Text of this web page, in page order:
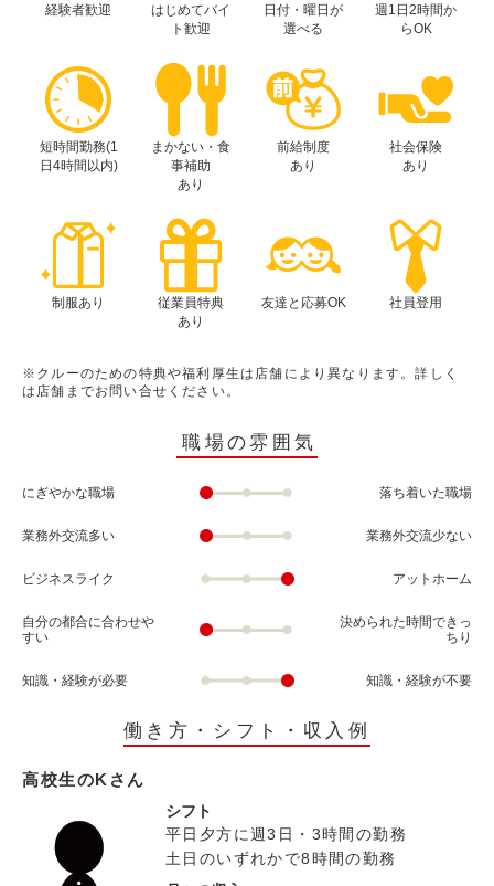
経験者歓迎
はじめてバイ
ト歓迎
日付・曜日が
選べる
週1日2時間か
らOK
短時間勤務(1
日4時間以内)
まかない・食
事補助
あり
前給制度
あり
社会保険
あり
制服あり
従業員特典
あり
友達と応募OK 社員登用
※クルーのための特典や福利厚生は店舗により異なります。詳しく
は店舗までお問い合せください。
職場の雰囲気
にぎやかな職場 落ち着いた職場
業務外交流多い 業務外交流少ない
ビジネスライク アットホーム
自分の都合に合わせや
すい
決められた時間できっ
ちり
知識・経験が必要 知識・経験が不要
働き方・シフト・収入例
高校生のKさん
シフト
平日夕方に週3日・3時間の勤務
土日のいずれかで8時間の勤務